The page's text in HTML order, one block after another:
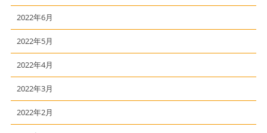
2022年6月
2022年5月
2022年4月
2022年3月
2022年2月